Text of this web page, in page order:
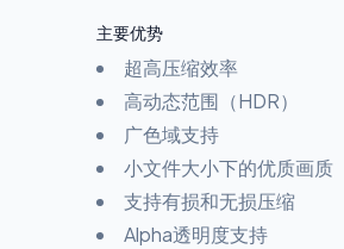
主要优势
超高压缩效率
高动态范围（HDR）
广色域支持
小文件大小下的优质画质
支持有损和无损压缩
Alpha透明度支持